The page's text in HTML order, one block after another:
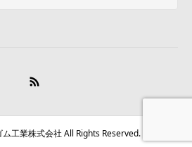
工業株式会社 All Rights Reserved.